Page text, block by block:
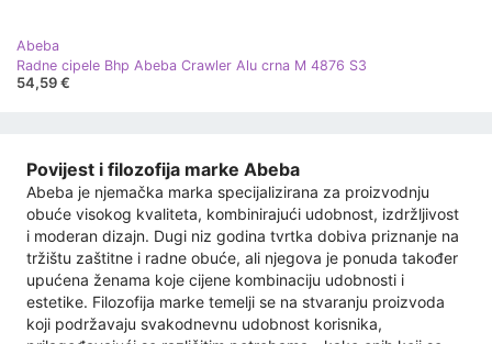
Abeba
Radne cipele Bhp Abeba Crawler Alu crna M 4876 S3
54,59 €
Povijest i filozofija marke Abeba
Abeba je njemačka marka specijalizirana za proizvodnju
obuće visokog kvaliteta, kombinirajući udobnost, izdržljivost
i moderan dizajn. Dugi niz godina tvrtka dobiva priznanje na
tržištu zaštitne i radne obuće, ali njegova je ponuda također
upućena ženama koje cijene kombinaciju udobnosti i
estetike. Filozofija marke temelji se na stvaranju proizvoda
koji podržavaju svakodnevnu udobnost korisnika,